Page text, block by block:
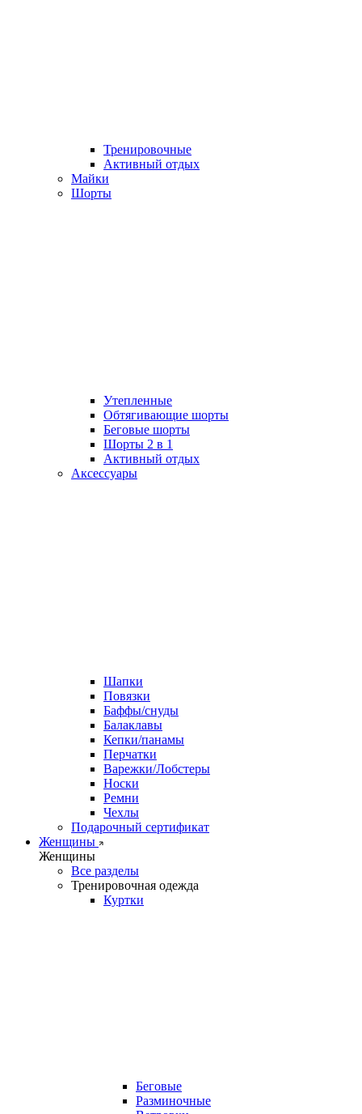
Тренировочные
Активный отдых
Майки
Шорты
Утепленные
Обтягивающие шорты
Беговые шорты
Шорты 2 в 1
Активный отдых
Аксессуары
Шапки
Повязки
Баффы/снуды
Балаклавы
Кепки/панамы
Перчатки
Варежки/Лобстеры
Носки
Ремни
Чехлы
Подарочный сертификат
Женщины
Женщины
Все разделы
Тренировочная одежда
Куртки
Беговые
Разминочные